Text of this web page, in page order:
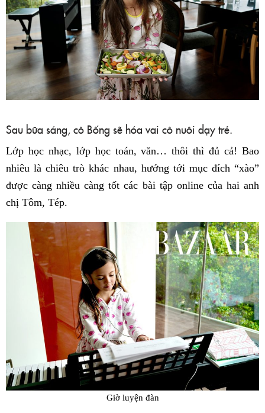
Sau bữa sáng, cô Bống sẽ hóa vai cô nuôi dạy trẻ.
Lớp học nhạc, lớp học toán, văn… thôi thì đủ cả! Bao
nhiêu là chiêu trò khác nhau, hướng tới mục đích “xào”
được càng nhiều càng tốt các bài tập online của hai anh
chị Tôm, Tép.
Giờ luyện đàn